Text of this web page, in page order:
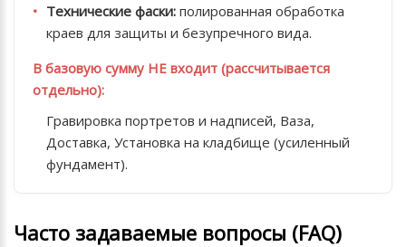
Технические фаски: полированная обработка
краев для защиты и безупречного вида.
В базовую сумму НЕ входит (рассчитывается
отдельно):
Гравировка портретов и надписей, Ваза,
Доставка, Установка на кладбище (усиленный
фундамент).
Часто задаваемые вопросы (FAQ)